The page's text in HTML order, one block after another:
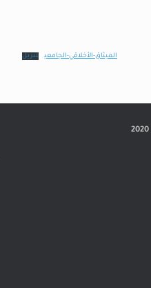
الميثاق-الأخلاقي-الجامعي تنزيل